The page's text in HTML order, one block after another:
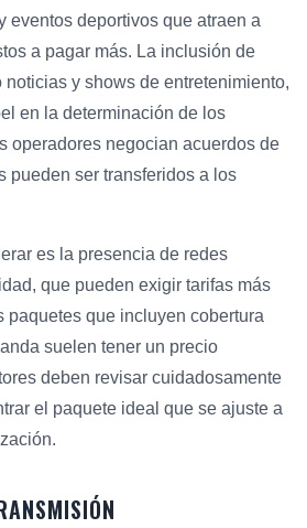
eventos deportivos que atraen a
a pagar más. La inclusión de
y shows de entretenimiento,
en la determinación de los
operadores negocian acuerdos de
pueden ser transferidos a los
es la presencia de redes
que pueden exigir tarifas más
paquetes que incluyen cobertura
suelen tener un precio
deben revisar cuidadosamente
el paquete ideal que se ajuste a